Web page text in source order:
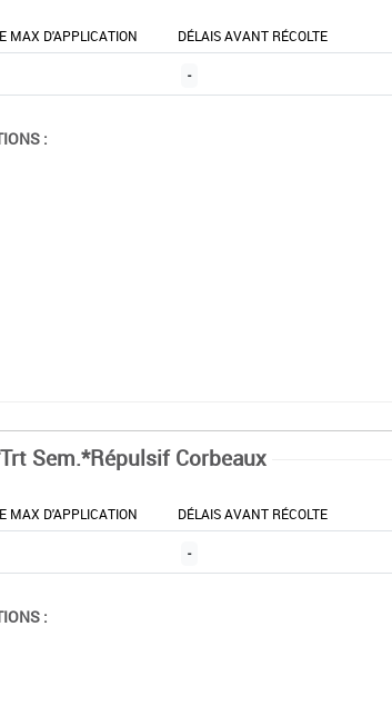
MAX D'APPLICATION DÉLAIS AVANT RÉCOLTE
-
:
Sem.*Répulsif Corbeaux
MAX D'APPLICATION DÉLAIS AVANT RÉCOLTE
-
: